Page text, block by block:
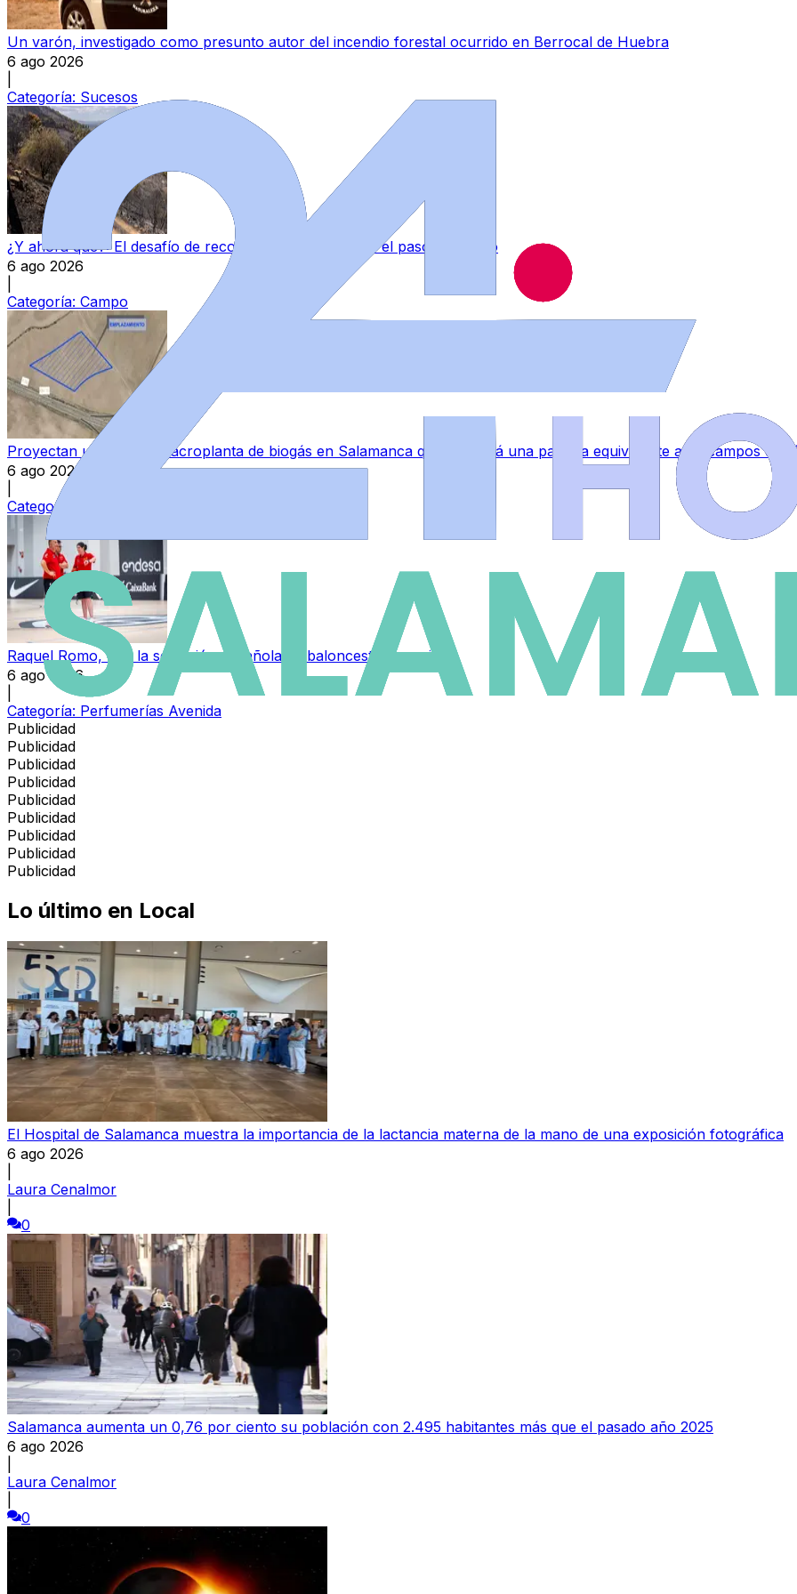
Un varón, investigado como presunto autor del incendio forestal ocurrido en Berrocal de Huebra
6 ago 2026
Categoría: Sucesos
¿Y ahora qué?: El desafío de reconstruir el campo tras el paso del fuego
6 ago 2026
Categoría: Campo
Proyectan una nueva macroplanta de biogás en Salamanca que ocupará una parcela equivalente a 35 campos de
6 ago 2026
Categoría:
Raquel Romo, con la selección española de baloncesto femenino
6 ago 2026
Categoría: Perfumerías Avenida
Publicidad
Publicidad
Publicidad
Publicidad
Publicidad
Publicidad
Publicidad
Publicidad
Publicidad
Lo último en Local
El Hospital de Salamanca muestra la importancia de la lactancia materna de la mano de una exposición fotográfica
6 ago 2026
Laura Cenalmor
0
Salamanca aumenta un 0,76 por ciento su población con 2.495 habitantes más que el pasado año 2025
6 ago 2026
Laura Cenalmor
0